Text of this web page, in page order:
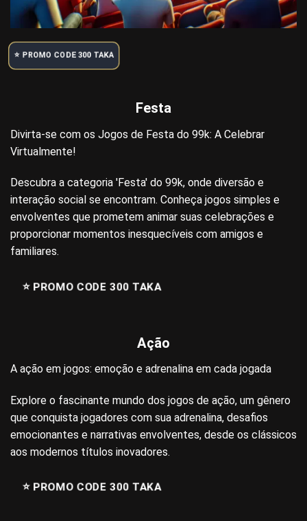
⭐️ PROMO CODE 300 TAKA
Festa
Divirta-se com os Jogos de Festa do 99k: A Celebrar
Virtualmente!
Descubra a categoria 'Festa' do 99k, onde diversão e
interação social se encontram. Conheça jogos simples e
envolventes que prometem animar suas celebrações e
proporcionar momentos inesquecíveis com amigos e
familiares.
⭐️ PROMO CODE 300 TAKA
Ação
A ação em jogos: emoção e adrenalina em cada jogada
Explore o fascinante mundo dos jogos de ação, um gênero
que conquista jogadores com sua adrenalina, desafios
emocionantes e narrativas envolventes, desde os clássicos
aos modernos títulos inovadores.
⭐️ PROMO CODE 300 TAKA